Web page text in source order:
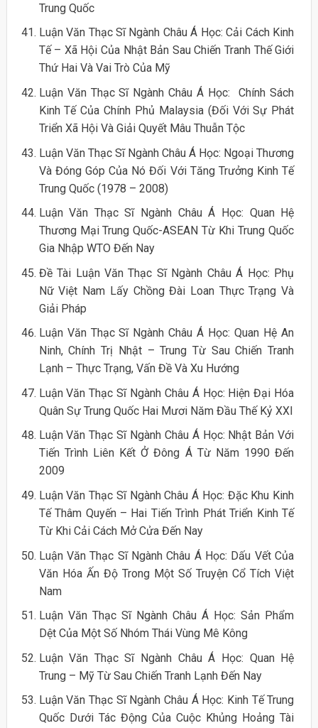
Trung Quốc
Luận Văn Thạc Sĩ Ngành Châu Á Học: Cải Cách Kinh
Tế – Xã Hội Của Nhật Bản Sau Chiến Tranh Thế Giới
Thứ Hai Và Vai Trò Của Mỹ
Luận Văn Thạc Sĩ Ngành Châu Á Học: Chính Sách
Kinh Tế Của Chính Phủ Malaysia (Đối Với Sự Phát
Triển Xã Hội Và Giải Quyết Mâu Thuẫn Tộc
Luận Văn Thạc Sĩ Ngành Châu Á Học: Ngoại Thương
Và Đóng Góp Của Nó Đối Với Tăng Trưởng Kinh Tế
Trung Quốc (1978 – 2008)
Luận Văn Thạc Sĩ Ngành Châu Á Học: Quan Hệ
Thương Mại Trung Quốc-ASEAN Từ Khi Trung Quốc
Gia Nhập WTO Đến Nay
Đề Tài Luận Văn Thạc Sĩ Ngành Châu Á Học: Phụ
Nữ Việt Nam Lấy Chồng Đài Loan Thực Trạng Và
Giải Pháp
Luận Văn Thạc Sĩ Ngành Châu Á Học: Quan Hệ An
Ninh, Chính Trị Nhật – Trung Từ Sau Chiến Tranh
Lạnh – Thực Trạng, Vấn Đề Và Xu Hướng
Luận Văn Thạc Sĩ Ngành Châu Á Học: Hiện Đại Hóa
Quân Sự Trung Quốc Hai Mươi Năm Đầu Thế Kỷ XXI
Luận Văn Thạc Sĩ Ngành Châu Á Học: Nhật Bản Với
Tiến Trình Liên Kết Ở Đông Á Từ Năm 1990 Đến
2009
Luận Văn Thạc Sĩ Ngành Châu Á Học: Đặc Khu Kinh
Tế Thâm Quyến – Hai Tiến Trình Phát Triển Kinh Tế
Từ Khi Cải Cách Mở Cửa Đến Nay
Luận Văn Thạc Sĩ Ngành Châu Á Học: Dấu Vết Của
Văn Hóa Ấn Độ Trong Một Số Truyện Cổ Tích Việt
Nam
Luận Văn Thạc Sĩ Ngành Châu Á Học: Sản Phẩm
Dệt Của Một Số Nhóm Thái Vùng Mê Kông
Luận Văn Thạc Sĩ Ngành Châu Á Học: Quan Hệ
Trung – Mỹ Từ Sau Chiến Tranh Lạnh Đến Nay
Luận Văn Thạc Sĩ Ngành Châu Á Học: Kinh Tế Trung
Quốc Dưới Tác Động Của Cuộc Khủng Hoảng Tài